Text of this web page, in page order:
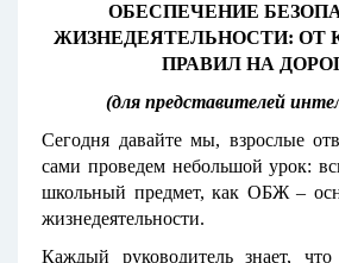
ОБЕСПЕЧЕНИЕ
ЖИЗНЕДЕЯТЕЛЬНОСТИ: ОТ
ПРАВИЛ НА
(для представителей
Сегодня давайте мы, взрослые
сами проведем небольшой урок:
школьный предмет, как ОБЖ –
жизнедеятельности.
Каждый руководитель знает,